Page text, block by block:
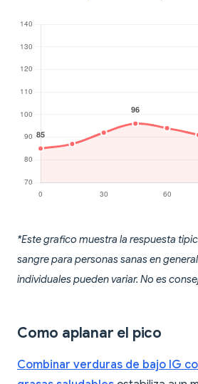
*Este grafico muestra la respuesta
sangre para personas sanas en
individuales pueden variar. No es
Como aplanar el pico
Combinar verduras de bajo IG